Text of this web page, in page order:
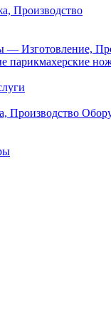
Производство
Изготовление,
парикмахерские